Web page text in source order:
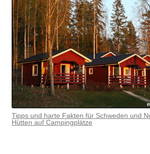
Tipps und harte Fakten für Schweden und
Hütten auf Campingplätze